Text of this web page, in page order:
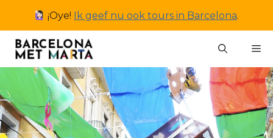
inhoud
¡Oye! Ik geef nu ook tours in Barcelona.